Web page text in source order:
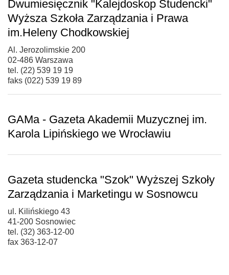
Dwumiesięcznik "Kalejdoskop Studencki"
Wyższa Szkoła Zarządzania i Prawa
im.Heleny Chodkowskiej
Al. Jerozolimskie 200
02-486 Warszawa
tel. (22) 539 19 19
faks (022) 539 19 89
GAMa - Gazeta Akademii Muzycznej im.
Karola Lipińskiego we Wrocławiu
Gazeta studencka "Szok" Wyższej Szkoły
Zarządzania i Marketingu w Sosnowcu
ul. Kilińskiego 43
41-200 Sosnowiec
tel. (32) 363-12-00
fax 363-12-07